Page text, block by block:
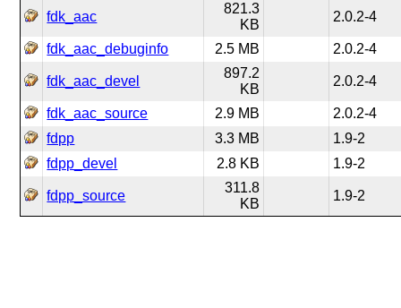
fdk_aac
821.3
KB
2.0.2-4
fdk_aac_debuginfo 2.5 MB 2.0.2-4
fdk_aac_devel
897.2
KB
2.0.2-4
fdk_aac_source 2.9 MB
2.0.2-4
fdpp
3.3 MB
1.9-2
fdpp_devel
2.8 KB 1.9-2
fdpp_source
311.8
KB
1.9-2